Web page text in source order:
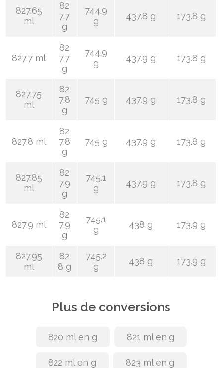
827.65
ml
82
7.7
g
744.9
g
437.8 g 173.8 g
827.7 ml
82
7.7
g
744.9
g
437.9 g 173.8 g
827.75
ml
82
7.8
g
745 g 437.9 g 173.8 g
827.8 ml
82
7.8
g
745 g 437.9 g 173.8 g
827.85
ml
82
7.9
g
745.1
g
437.9 g 173.8 g
827.9 ml
82
7.9
g
745.1
g
438 g 173.9 g
827.95
ml
82
8 g
745.2
g
438 g 173.9 g
Plus de conversions
820 ml en g 821 ml en g
822 ml en g 823 ml en g